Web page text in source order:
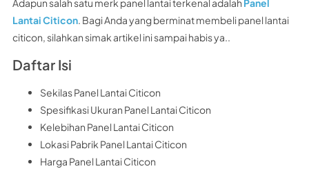
Adapun salah satu merk panel lantai terkenal adalah Panel
Lantai Citicon. Bagi Anda yang berminat membeli panel lantai
citicon, silahkan simak artikel ini sampai habis ya..
Daftar Isi
Sekilas Panel Lantai Citicon
Spesifikasi Ukuran Panel Lantai Citicon
Kelebihan Panel Lantai Citicon
Lokasi Pabrik Panel Lantai Citicon
Harga Panel Lantai Citicon